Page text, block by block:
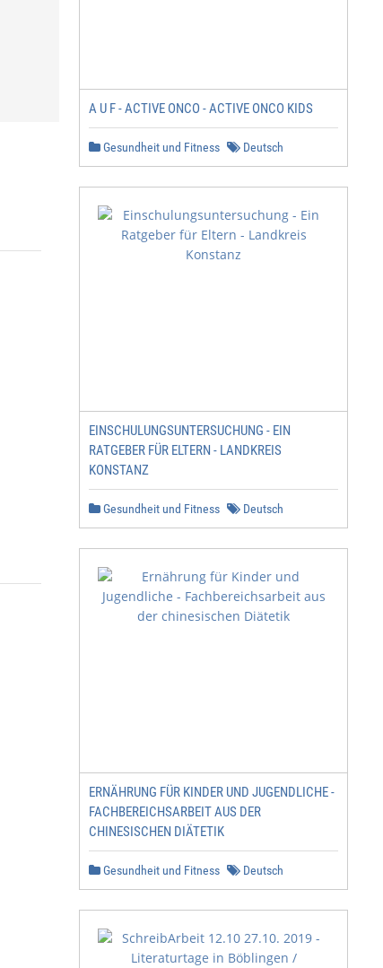
A U F - ACTIVE ONCO - ACTIVE ONCO KIDS
Gesundheit und Fitness Deutsch
EINSCHULUNGSUNTERSUCHUNG - EIN
RATGEBER FÜR ELTERN - LANDKREIS
KONSTANZ
Gesundheit und Fitness Deutsch
ERNÄHRUNG FÜR KINDER UND JUGENDLICHE -
FACHBEREICHSARBEIT AUS DER
CHINESISCHEN DIÄTETIK
Gesundheit und Fitness Deutsch